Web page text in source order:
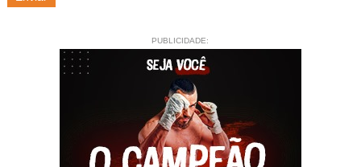
PUBLICIDADE: